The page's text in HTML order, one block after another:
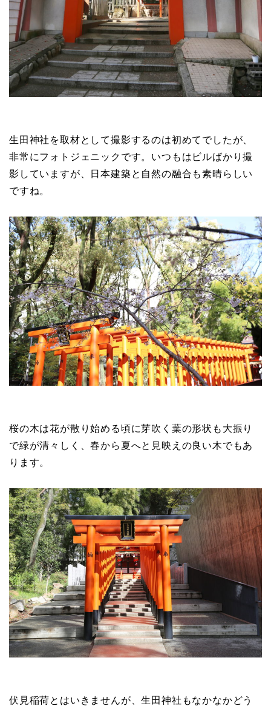
生田神社を取材として撮影するのは初めてでしたが、
非常にフォトジェニックです。いつもはビルばかり撮
影していますが、日本建築と自然の融合も素晴らしい
ですね。
桜の木は花が散り始める頃に芽吹く葉の形状も大振り
で緑が清々しく、春から夏へと見映えの良い木でもあ
ります。
伏見稲荷とはいきませんが、生田神社もなかなかどう